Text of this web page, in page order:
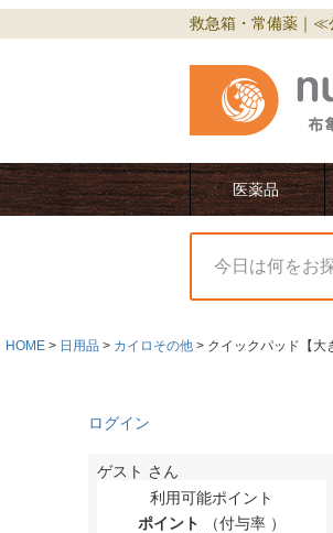
救急箱・常備薬｜≪
医薬品
HOME 日用品 カイロその他 クイックパッド【大
ログイン
ゲスト さん
利用可能ポイント
ポイント
（付与率 ）